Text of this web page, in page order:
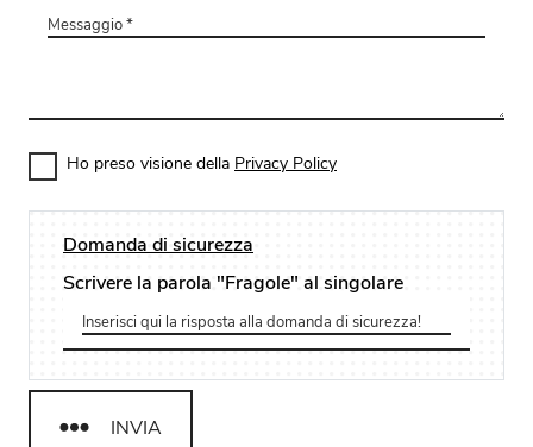
Ho preso visione della Privacy Policy
Domanda di sicurezza
Scrivere la parola "Fragole" al singolare
INVIA